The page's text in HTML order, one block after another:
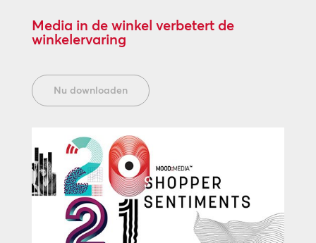
Media in de winkel verbetert de
winkelervaring
Nu downloaden